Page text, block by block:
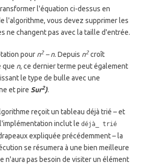
l'équation ci-dessus en
l'algorithme, vous devez supprimer les
ne changent pas avec la taille d'entrée.
pour n2– n. Depuis n2croît
que n, ce dernier terme peut également
le type de bulle avec une
et pire Sur2).
reçoit un tableau déjà trié – et
inclut le déjà_ trié
expliquée précédemment – la
se résumera à une bien meilleure
n'aura pas besoin de visiter un élément